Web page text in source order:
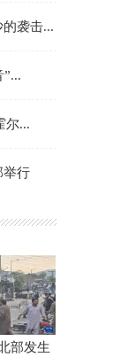
袭击...
尔...
举行
部发生